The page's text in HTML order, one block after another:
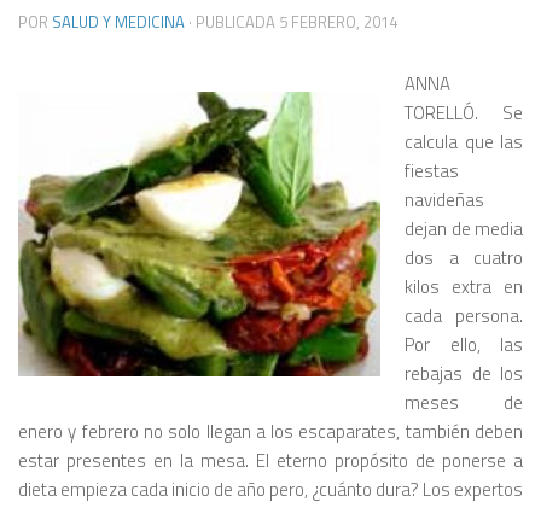
POR SALUD Y MEDICINA · PUBLICADA 5 FEBRERO, 2014
ANNA
TORELLÓ. Se
calcula que las
fiestas
navideñas
dejan de media
dos a cuatro
kilos extra en
cada persona.
Por ello, las
rebajas de los
meses de
enero y febrero no solo llegan a los escaparates, también deben
estar presentes en la mesa. El eterno propósito de ponerse a
dieta empieza cada inicio de año pero, ¿cuánto dura? Los expertos